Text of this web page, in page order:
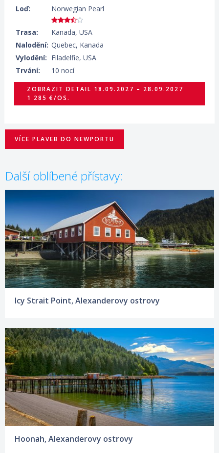
Loď: Norwegian Pearl
Trasa:
Kanada, USA
Nalodění: Quebec, Kanada
Vylodění: Filadelfie, USA
Trvání:
10 nocí
ZOBRAZIT DETAIL 18.09.2027 – 28.09.2027
1 285 €/OS.
VÍCE PLAVEB DO NEWPORTU
Další oblíbené přístavy:
Icy Strait Point, Alexanderovy ostrovy
Hoonah, Alexanderovy ostrovy